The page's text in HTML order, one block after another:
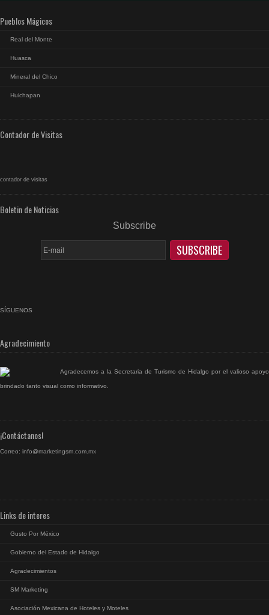
Pueblos Mágicos
Real del Monte
Huasca
Mineral del Chico
Huichapan
Contador de Visitas
contador de visitas
Boletin de Noticias
Subscribe
SÍGUENOS
Agradecimiento
Agradecemos a la Secretaria de Turismo de Hidalgo por el valioso apoyo
brindado tanto visual como informativo.
¡Contáctanos!
Correo: info@marketingsm.com.mx
Links de interes
Gusto Por México
Gobierno del Estado de Hidalgo
Agradecimientos
SM Marketing
Asociación Mexicana de Hoteles y Moteles